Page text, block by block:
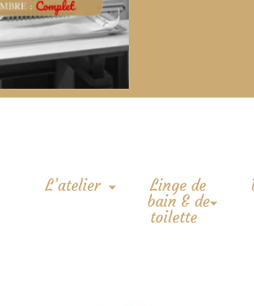
L’atelier
Linge de
bain & de
toilette